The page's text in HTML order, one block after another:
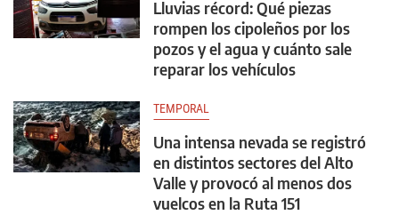
Lluvias récord: Qué piezas
rompen los cipoleños por los
pozos y el agua y cuánto sale
reparar los vehículos
TEMPORAL
Una intensa nevada se registró
en distintos sectores del Alto
Valle y provocó al menos dos
vuelcos en la Ruta 151